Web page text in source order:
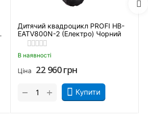
Дитячий квадроцикл PROFI HB-
EATV800N-2 (Електро) Чорний
В наявності
Ціна 22 960грн
Купити
+
−